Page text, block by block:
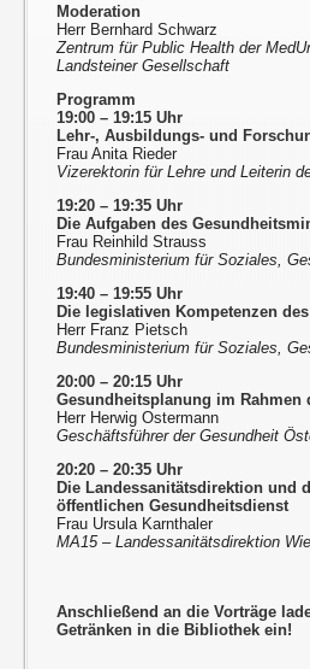
Moderation
Herr Bernhard Schwarz
Zentrum für Public Health der
Landsteiner Gesellschaft
Programm
19:00 – 19:15 Uhr
Lehr-, Ausbildungs- und
Frau Anita Rieder
Vizerektorin für Lehre und Leiterin
19:20 – 19:35 Uhr
Die Aufgaben des
Frau Reinhild Strauss
Bundesministerium für Soziales,
19:40 – 19:55 Uhr
Die legislativen Kompetenzen
Herr Franz Pietsch
Bundesministerium für Soziales,
20:00 – 20:15 Uhr
Gesundheitsplanung im Rahmen
Herr Herwig Ostermann
Geschäftsführer der Gesundheit
20:20– 20:35 Uhr
Die Landessanitätsdirektion und
öffentlichen Gesundheitsdienst
Frau Ursula Karnthaler
MA15 – Landessanitätsdirektion
Anschließend an die Vorträge
Getränken in die Bibliothek ein!